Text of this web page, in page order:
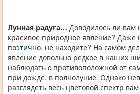
Лунная радуга… Доводилось ли вам
красивое природное явление? Даже
поэтично, не находите? На самом
явление довольно редкое в наших
наблюдать c противоположной от
при дожде, в полнолуние. Однако
разглядеть весь цветовой спектр